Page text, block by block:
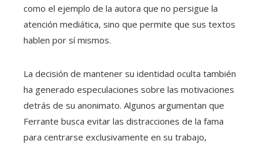
como el ejemplo de la autora que no persigue la
atención mediática, sino que permite que sus textos
hablen por sí mismos.
La decisión de mantener su identidad oculta también
ha generado especulaciones sobre las motivaciones
detrás de su anonimato. Algunos argumentan que
Ferrante busca evitar las distracciones de la fama
para centrarse exclusivamente en su trabajo,